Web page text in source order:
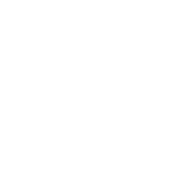
Для онлайн-заказов действует
—